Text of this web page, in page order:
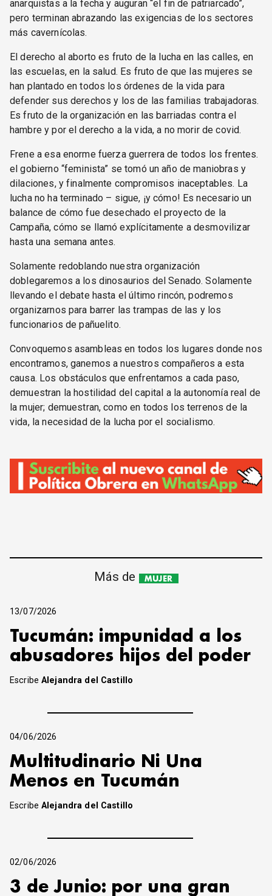
anarquistas a la fecha y auguran “el fin de patriarcado”,
pero terminan abrazando las exigencias de los sectores
más cavernícolas.
El derecho al aborto es fruto de la lucha en las calles, en
las escuelas, en la salud. Es fruto de que las mujeres se
han plantado en todos los órdenes de la vida para
defender sus derechos y los de las familias trabajadoras.
Es fruto de la organización en las barriadas contra el
hambre y por el derecho a la vida, a no morir de covid.
Frene a esa enorme fuerza guerrera de todos los frentes.
el gobierno “feminista” se tomó un año de maniobras y
dilaciones, y finalmente compromisos inaceptables. La
lucha no ha terminado – sigue, ¡y cómo! Es necesario un
balance de cómo fue desechado el proyecto de la
Campaña, cómo se llamó explícitamente a desmovilizar
hasta una semana antes.
Solamente redoblando nuestra organización
doblegaremos a los dinosaurios del Senado. Solamente
llevando el debate hasta el último rincón, podremos
organizarnos para barrer las trampas de las y los
funcionarios de pañuelito.
Convoquemos asambleas en todos los lugares donde nos
encontramos, ganemos a nuestros compañeros a esta
causa. Los obstáculos que enfrentamos a cada paso,
demuestran la hostilidad del capital a la autonomía real de
la mujer; demuestran, como en todos los terrenos de la
vida, la necesidad de la lucha por el socialismo.
Más de MUJER
13/07/2026
Tucumán: impunidad a los
abusadores hijos del poder
EscribeAlejandra del Castillo
04/06/2026
Multitudinario Ni Una
Menos en Tucumán
EscribeAlejandra del Castillo
02/06/2026
3 de Junio: por una gran